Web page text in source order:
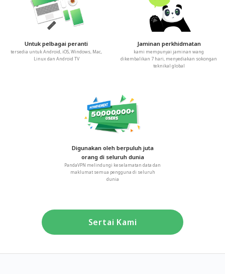
Untuk pelbagai peranti
tersedia untuk Android, iOS, Windows, Mac,
Linux dan Android TV
Jaminan perkhidmatan
kami mempunyai jaminan wang
dikembalikan 7 hari, menyediakan sokongan
teknikal global
Digunakan oleh berpuluh juta
orang di seluruh dunia
PandaVPN melindungi keselamatan data dan
maklumat semua pengguna di seluruh
dunia
Sertai Kami